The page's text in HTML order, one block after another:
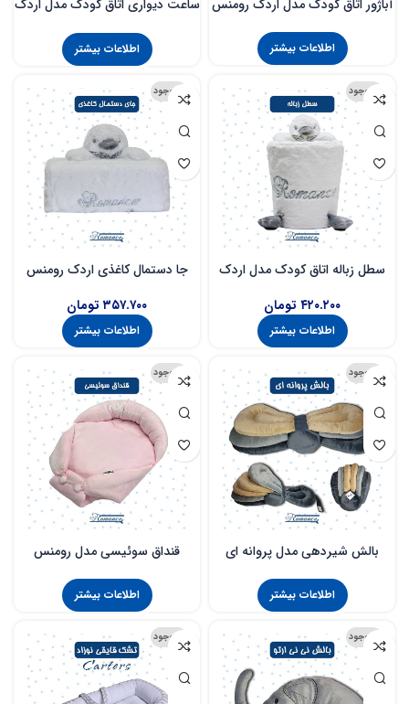
آباژور اتاق کودک مدل اردک رومنس
اطلاعات بیشتر
ساعت دیواری اتاق کودک مدل اردک
اطلاعات بیشتر
ناموجود
سطل زباله اتاق کودک مدل اردک
۴۲۰.۲۰۰ تومان
اطلاعات بیشتر
ناموجود
جا دستمال کاغذی اردک رومنس
۳۵۷.۷۰۰ تومان
اطلاعات بیشتر
ناموجود
بالش شیردهی مدل پروانه ای
اطلاعات بیشتر
ناموجود
قنداق سوئیسی مدل رومنس
اطلاعات بیشتر
ناموجود ناموجود